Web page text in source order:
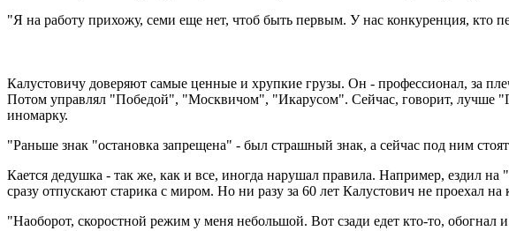
"Я на работу прихожу, семи еще нет, чтоб быть первым. У нас конкуренция, кто
Калустовичу доверяют самые ценные и хрупкие грузы. Он - профессионал, за
Потом управлял "Победой", "Москвичом", "Икарусом". Сейчас, говорит, лучше
иномарку.
"Раньше знак "остановка запрещена" - был страшный знак, а сейчас под ним
Кается дедушка - так же, как и все, иногда нарушал правила. Например, ездил
сразу отпускают старика с миром. Но ни разу за 60 лет Калустович не проехал
"Наоборот, скоростной режим у меня небольшой. Вот сзади едет кто-то, обогнал